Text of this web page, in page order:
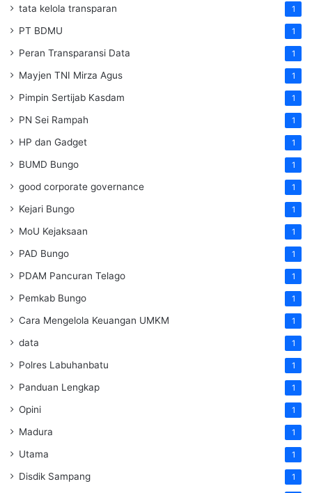
tata kelola transparan 1
PT BDMU 1
Peran Transparansi Data 1
Mayjen TNI Mirza Agus 1
Pimpin Sertijab Kasdam 1
PN Sei Rampah 1
HP dan Gadget 1
BUMD Bungo 1
good corporate governance 1
Kejari Bungo 1
MoU Kejaksaan 1
PAD Bungo 1
PDAM Pancuran Telago 1
Pemkab Bungo 1
Cara Mengelola Keuangan UMKM 1
data 1
Polres Labuhanbatu 1
Panduan Lengkap 1
Opini 1
Madura 1
Utama 1
Disdik Sampang 1